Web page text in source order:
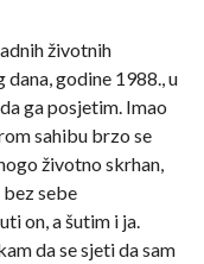
životnih
godine 1988., u
ga posjetim. Imao
sahibu brzo se
životno skrhan,
sebe
on, a šutim i ja.
da se sjeti da sam